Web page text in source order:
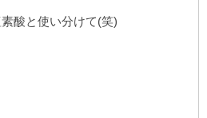
酸と使い分けて(笑)